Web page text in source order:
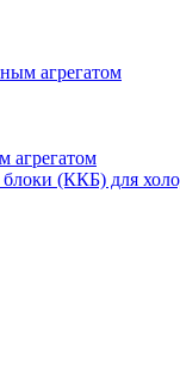
агрегатом
агрегатом
(ККБ) для